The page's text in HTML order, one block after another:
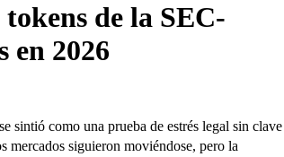
de la SEC-
en 2026
se sintió como una prueba de estrés legal sin clave
mercados siguieron moviéndose, pero la